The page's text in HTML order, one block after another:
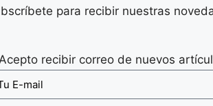
para recibir nuestras
Acepto recibir correo de nuevos